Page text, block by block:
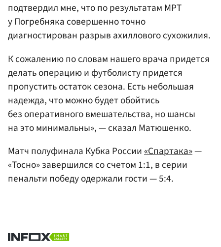
подтвердил мне, что по результатам МРТ
у Погребняка совершенно точно
диагностирован разрыв ахиллового сухожилия.
К сожалению по словам нашего врача придется
делать операцию и футболисту придется
пропустить остаток сезона. Есть небольшая
надежда, что можно будет обойтись
без оперативного вмешательства, но шансы
на это минимальны», — сказал Матюшенко.
Матч полуфинала Кубка России«Спартака»—
«Тосно» завершился со счетом 1:1, в серии
пенальти победу одержали гости — 5:4.